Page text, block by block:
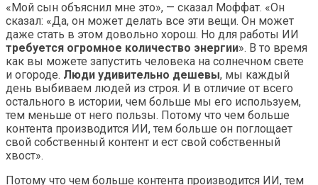
«Мой сын объяснил мне это», — сказал Моффат. «Он
сказал: «Да, он может делать все эти вещи. Он может
даже стать в этом довольно хорош. Но для работы ИИ
требуется огромное количество энергии». В то время
как вы можете запустить человека на солнечном свете
и огороде. Люди удивительно дешевы, мы каждый
день выбиваем людей из строя. И в отличие от всего
остального в истории, чем больше мы его используем,
тем меньше от него пользы. Потому что чем больше
контента производится ИИ, тем больше он поглощает
свой собственный контент и ест свой собственный
хвост».
Потому что чем больше контента производится ИИ, тем